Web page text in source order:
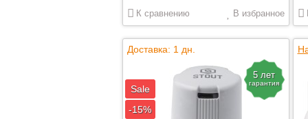
К сравнению В избранное
Доставка: 1 дн.
-15%
Sale
5 лет
гарантия